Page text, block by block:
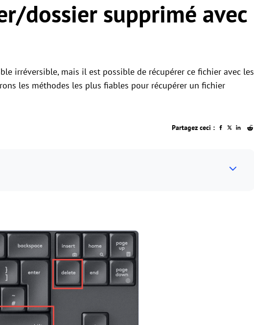
dossier supprimé avec
irréversible, mais il est possible de récupérer ce fichier avec les
les méthodes les plus fiables pour récupérer un fichier
Partagez ceci :